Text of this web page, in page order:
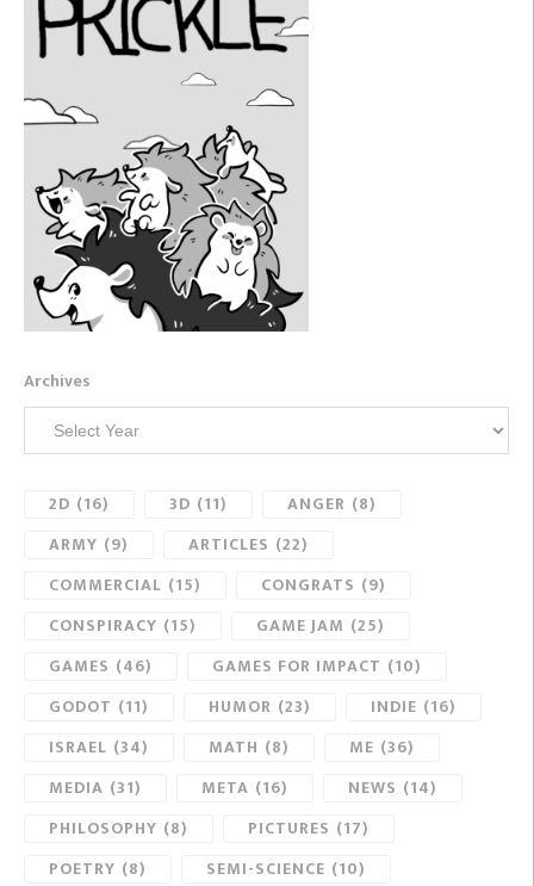
Archives
2D (16) 3D (11) ANGER (8)
ARMY (9) ARTICLES (22)
COMMERCIAL (15) CONGRATS (9)
CONSPIRACY (15) GAME JAM (25)
GAMES (46) GAMES FOR IMPACT (10)
GODOT (11) HUMOR (23) INDIE (16)
ISRAEL (34) MATH (8) ME (36)
MEDIA (31) META (16) NEWS (14)
PHILOSOPHY (8) PICTURES (17)
POETRY (8) SEMI-SCIENCE (10)